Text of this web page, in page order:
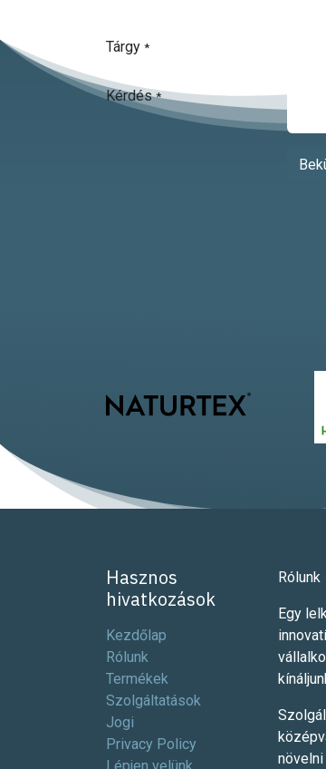
Tárgy *
Kérdés *
Hasznos
hivatkozások
Kezdőlap
Rólunk
Termékek
Szolgáltatások
Jogi
Privacy Policy
Rólunk
Egy